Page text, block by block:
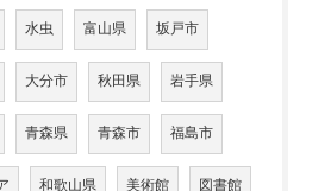
水虫 富山県 坂戸市
大分市 秋田県 岩手県
青森県 青森市 福島市
和歌山県 美術館 図書館